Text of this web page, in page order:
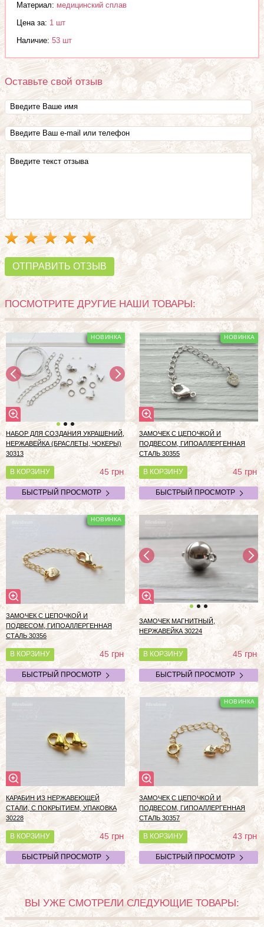
Материал: медицинский сплав
Цена за: 1 шт
Наличие: 53 шт
Оставьте свой отзыв
ОТПРАВИТЬ ОТЗЫВ
ПОСМОТРИТЕ ДРУГИЕ НАШИ ТОВАРЫ:
НАБОР ДЛЯ СОЗДАНИЯ УКРАШЕНИЙ,
НЕРЖАВЕЙКА (БРАСЛЕТЫ, ЧОКЕРЫ)
30313
В КОРЗИНУ 45грн
БЫСТРЫЙ ПРОСМОТР
ЗАМОЧЕК С ЦЕПОЧКОЙ И
ПОДВЕСОМ, ГИПОАЛЛЕРГЕННАЯ
СТАЛЬ 30355
В КОРЗИНУ 45 грн
БЫСТРЫЙ ПРОСМОТР
ЗАМОЧЕК С ЦЕПОЧКОЙ И
ПОДВЕСОМ, ГИПОАЛЛЕРГЕННАЯ
СТАЛЬ 30356
В КОРЗИНУ 45грн
БЫСТРЫЙ ПРОСМОТР
ЗАМОЧЕК МАГНИТНЫЙ,
НЕРЖАВЕЙКА 30224
В КОРЗИНУ 45грн
БЫСТРЫЙ ПРОСМОТР
КАРАБИН ИЗ НЕРЖАВЕЮЩЕЙ
СТАЛИ, С ПОКРЫТИЕМ, УПАКОВКА
30228
В КОРЗИНУ 45грн
БЫСТРЫЙ ПРОСМОТР
ЗАМОЧЕК С ЦЕПОЧКОЙ И
ПОДВЕСОМ, ГИПОАЛЛЕРГЕННАЯ
СТАЛЬ 30357
В КОРЗИНУ 43грн
БЫСТРЫЙ ПРОСМОТР
ВЫ УЖЕ СМОТРЕЛИ СЛЕДУЮЩИЕ ТОВАРЫ: